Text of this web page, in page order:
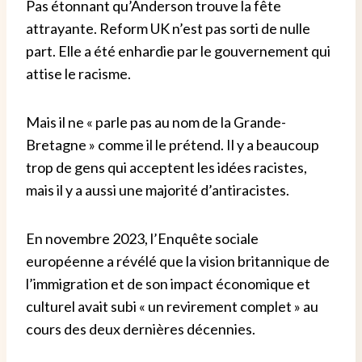
Pas étonnant qu’Anderson trouve la fête
attrayante. Reform UK n’est pas sorti de nulle
part. Elle a été enhardie par le gouvernement qui
attise le racisme.
Mais il ne « parle pas au nom de la Grande-
Bretagne » comme il le prétend. Il y a beaucoup
trop de gens qui acceptent les idées racistes,
mais il y a aussi une majorité d’antiracistes.
En novembre 2023, l’Enquête sociale
européenne a révélé que la vision britannique de
l’immigration et de son impact économique et
culturel avait subi « un revirement complet » au
cours des deux dernières décennies.